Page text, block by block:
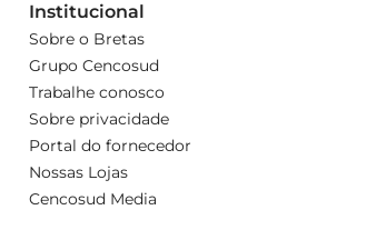
Institucional
Sobre o Bretas
Grupo Cencosud
Trabalhe conosco
Sobre privacidade
Portal do fornecedor
Nossas Lojas
Cencosud Media